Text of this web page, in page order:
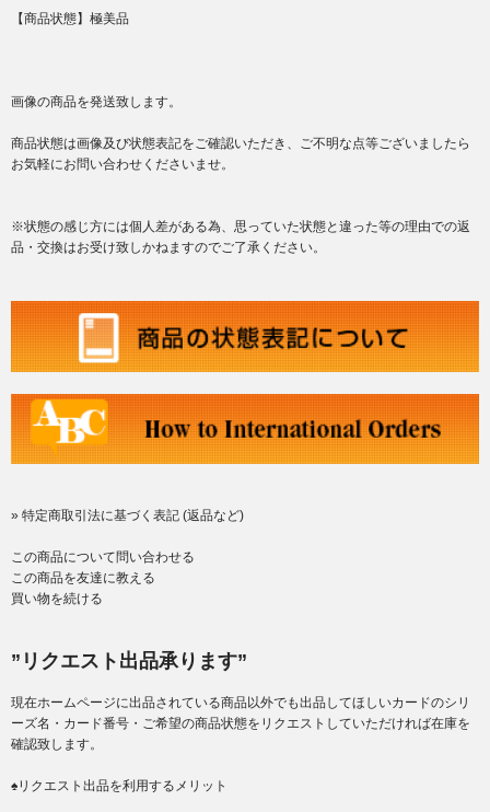
【商品状態】極美品
画像の商品を発送致します。
商品状態は画像及び状態表記をご確認いただき、ご不明な点等ございましたら
お気軽にお問い合わせくださいませ。
※状態の感じ方には個人差がある為、思っていた状態と違った等の理由での返
品・交換はお受け致しかねますのでご了承ください。
» 特定商取引法に基づく表記 (返品など)
この商品について問い合わせる
この商品を友達に教える
買い物を続ける
”リクエスト出品承ります”
現在ホームページに出品されている商品以外でも出品してほしいカードのシリ
ーズ名・カード番号・ご希望の商品状態をリクエストしていただければ在庫を
確認致します。
♠リクエスト出品を利用するメリット